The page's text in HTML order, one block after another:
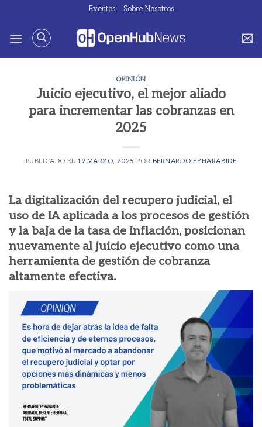
contenido
Eventos Sobre Nosotros
OPINIÓN
Juicio ejecutivo, el mejor aliado
para incrementar las cobranzas en
2025
PUBLICADO EL 19 MARZO, 2025 POR BERNARDO EYHARABIDE
La digitalización del recupero judicial, el
uso de IA aplicada a los procesos de gestión
y la baja de la tasa de inflación, posicionan
nuevamente al juicio ejecutivo como una
herramienta de gestión de cobranza
altamente efectiva.